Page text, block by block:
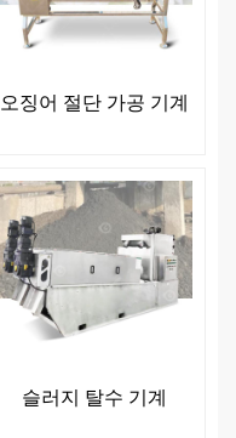
오징어 절단 가공 기계
슬러지 탈수 기계